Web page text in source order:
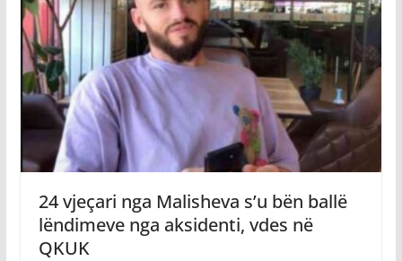
24 vjeçari nga Malisheva s’u bën ballë
lëndimeve nga aksidenti, vdes në
QKUK